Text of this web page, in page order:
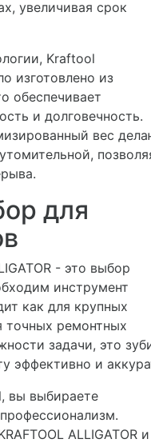
увеличивая срок
Kraftool
изготовлено из
обеспечивает
и долговечность.
вес
для
- это выбор
инструмент
как для крупных
точных ремонтных
задачи, это
эффективно и
вы выбираете
ALLIGATOR и